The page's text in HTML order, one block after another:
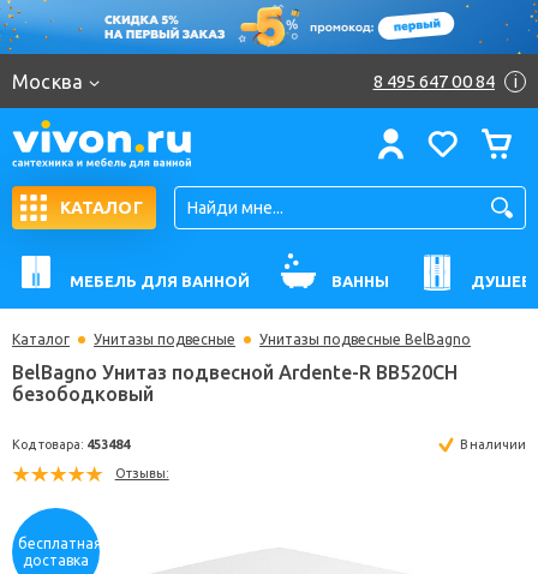
Москва 8 495 647 00 84 i
КАТАЛОГ
МЕБЕЛЬ ДЛЯ ВАННОЙ ВАННЫ
Каталог Унитазы подвесные Унитазы подвесные BelBagno
бесплатная
доставка
безободковый